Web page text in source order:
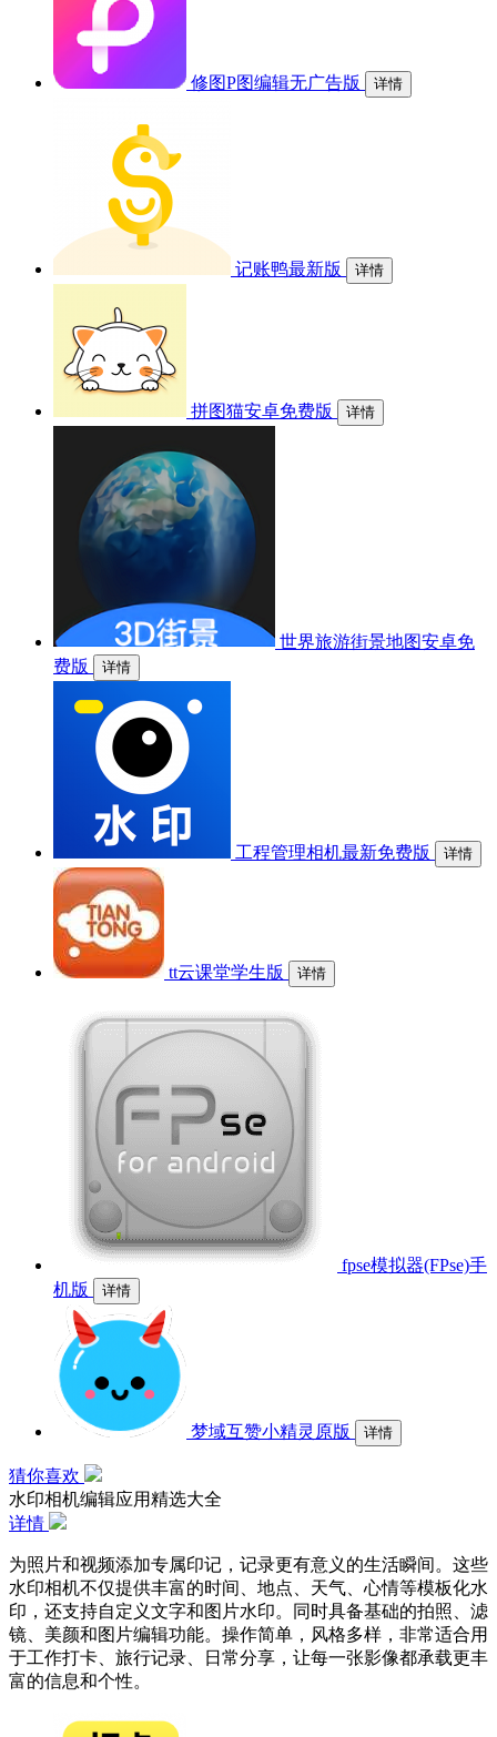
修图P图编辑无广告版 详情
记账鸭最新版 详情
拼图猫安卓免费版 详情
世界旅游街景地图安卓免
费版
详情
工程管理相机最新免费版 详情
tt云课堂学生版 详情
fpse模拟器(FPse)手
机版
详情
梦域互赞小精灵原版 详情
猜你喜欢
水印相机编辑应用精选大全
详情
为照片和视频添加专属印记，记录更有意义的生活瞬间。这些
水印相机不仅提供丰富的时间、地点、天气、心情等模板化水
印，还支持自定义文字和图片水印。同时具备基础的拍照、滤
镜、美颜和图片编辑功能。操作简单，风格多样，非常适合用
于工作打卡、旅行记录、日常分享，让每一张影像都承载更丰
富的信息和个性。